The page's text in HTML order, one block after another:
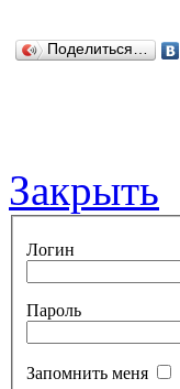
Поделиться…
Закрыть
Логин
Пароль
Запомнить меня